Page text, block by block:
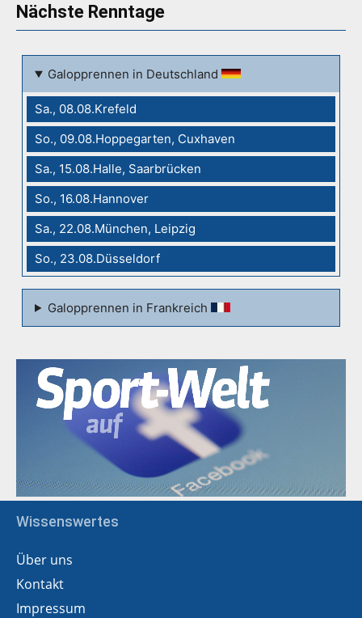
Nächste Renntage
Galopprennen in Deutschland
Sa., 08.08.Krefeld
So., 09.08.Hoppegarten, Cuxhaven
Sa., 15.08.Halle, Saarbrücken
So., 16.08.Hannover
Sa., 22.08.München, Leipzig
So., 23.08.Düsseldorf
Galopprennen in Frankreich
Wissenswertes
Über uns
Kontakt
Impressum